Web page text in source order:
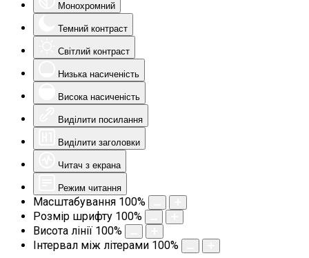
Монохромний
Темний контраст
Світлий контраст
Низька насиченість
Висока насиченість
Виділити посилання
Виділити заголовки
Читач з екрана
Режим читання
Масштабування 100%
Розмір шрифту 100%
Висота лінії 100%
Інтервал між літерами 100%